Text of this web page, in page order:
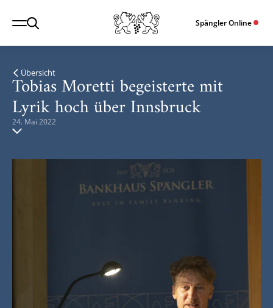
Spängler Online
Übersicht
Tobias Moretti begeisterte mit
Lyrik hoch über Innsbruck
24. Mai 2022